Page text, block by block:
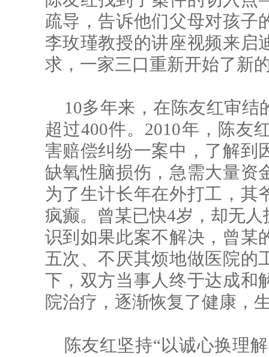
疏导，告诉他们父母对孩子
李玫瑾教授的讲座视频来启
求，一家三口重新开始了新
10多年来，在陈友红审
超过400件。2010年，陈友
害赔偿纠纷一案中，了解到
缺氧性脑损伤，急需大量资
为了生计长年在外打工，其
疯癫。曾某已快4岁，却无
识到如果此案不解决，曾某
五次、不厌其烦地做医院的
下，双方当事人终于达成和
院治疗，逐渐恢复了健康，
陈友红坚持“以诚心换理